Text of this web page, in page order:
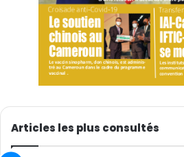
Articles les plus consultés